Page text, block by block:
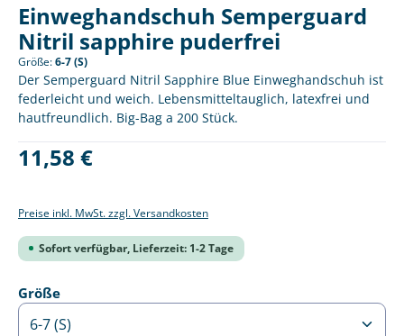
Einweghandschuh Semperguard
Nitril sapphire puderfrei
Größe:6-7 (S)
Der Semperguard Nitril Sapphire Blue Einweghandschuh ist
federleicht und weich. Lebensmitteltauglich, latexfrei und
hautfreundlich. Big-Bag a 200 Stück.
Regulärer Preis:
11,58 €
Preise inkl. MwSt. zzgl. Versandkosten
Sofort verfügbar, Lieferzeit: 1-2 Tage
Größeauswählen